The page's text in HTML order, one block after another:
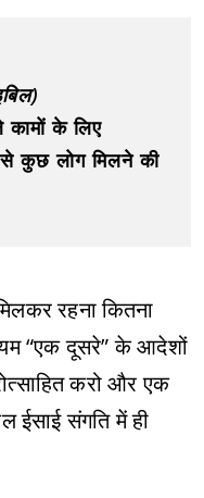
के लिए
कुछ लोग मिलने की
रहना कितना
“एक दूसरे” के आदेशों
करो और एक
ईसाई संगति में ही